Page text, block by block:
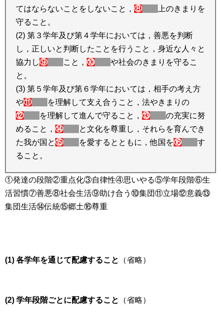
てはならないことをしないこと， ⑧
上のきまりを
守ること。
(2) 第３学年及び第４学年においては，善悪を判断
し，正しいと判断したことを行うこと，身近な人々と
協力し⑨ こと， ⑩
や社会のきまりを守るこ
と。
(3) 第５学年及び第６学年においては，相手の考え方
や⑪
を理解して支え合うこと，法やきまりの
⑫
を理解して進んで守ること， ⑬
の充実に努
めること， ⑭
と文化を尊重し，それらを育んでき
た我が国と⑮ を愛するとともに，他国を⑯
す
ること。
①発達の段階②重点化③自律性④思いやる⑤学年段階⑥生
活習慣⑦善悪⑧社会生活⑨助け合う⑩集団⑪立場⑫意義⑬
集団生活⑭伝統⑮郷土⑯尊重
(1) 各学年を通じて配慮すること （省略）
(2) 学年段階ごとに配慮すること （省略）